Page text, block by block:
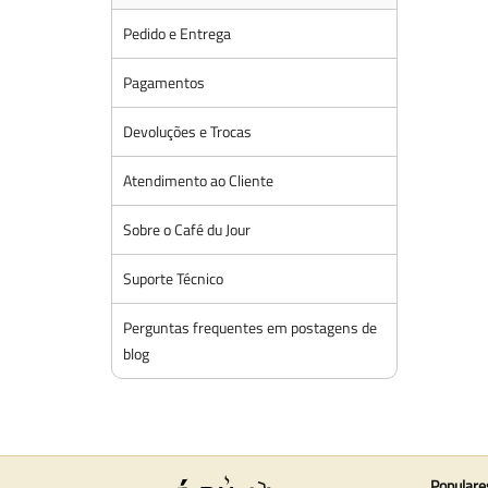
Pedido e Entrega
Pagamentos
Devoluções e Trocas
Atendimento ao Cliente
Sobre o Café du Jour
Suporte Técnico
Perguntas frequentes em postagens de
blog